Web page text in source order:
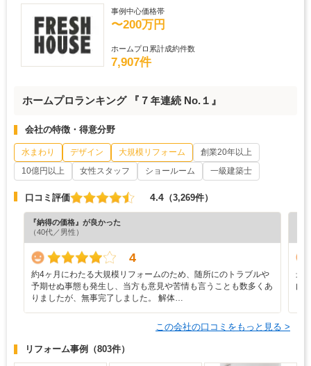
事例中心価格帯
〜200万円
ホームプロ累計成約件数
7,907件
ホームプロランキング 『７年連続 No.１』
会社の特徴・得意分野
水まわり デザイン 大規模リフォーム
創業20年以上
10億円以上
女性スタッフ ショールーム 一級建築士
口コミ評価 4.4 （3,269件）
『納得の価格』が良かった
（40代／男性）
4
約4ヶ月にわたる大規模リフォームのため、随所にのトラブルや
予期せぬ事態も発生し、当方も意見や苦情も言うことも数多くあ
りましたが、無事完了しました。 解体…
最
内
この会社の口コミをもっと見る >
リフォーム事例 （803件）